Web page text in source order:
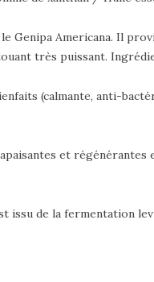
Genipa Americana. Il
très puissant.
(calmante, anti-
et
issu de la fermentation